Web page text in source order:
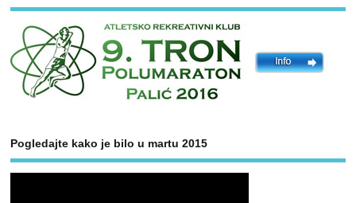
Pogledajte kako je bilo u martu 2015